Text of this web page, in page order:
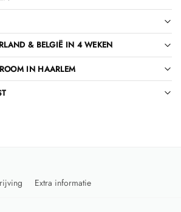
& BELGIË IN 4 WEKEN
IN HAARLEM
Extra informatie